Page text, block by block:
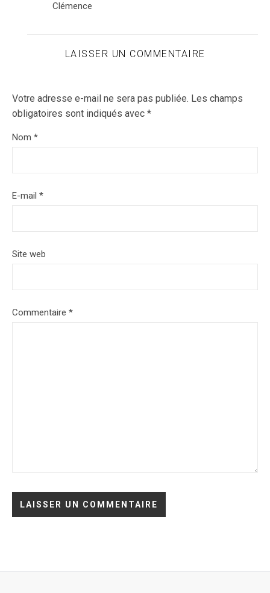
Clémence
LAISSER UN COMMENTAIRE
Votre adresse e-mail ne sera pas publiée. Les champs
obligatoires sont indiqués avec *
Nom *
E-mail *
Site web
Commentaire *